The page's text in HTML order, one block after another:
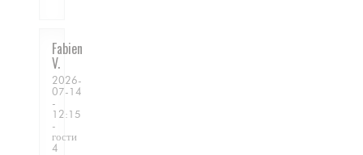
Fabien
V
2026-
07-14
-
12:15
-
гости
4